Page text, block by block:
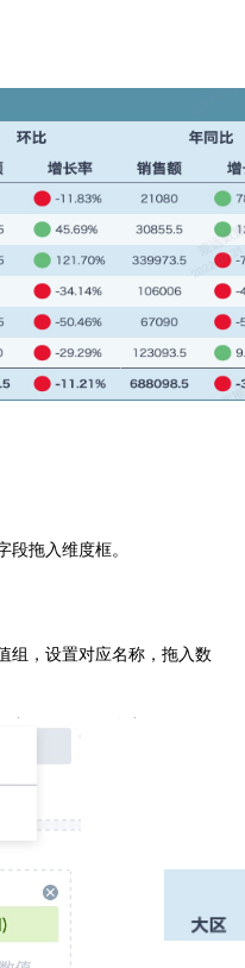
拖入维度框。
组，设置对应名称，拖入数